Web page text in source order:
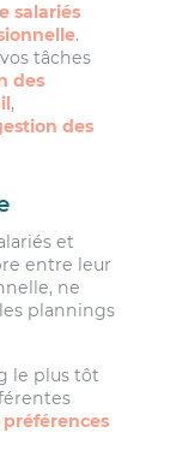
salariés
.
tâches
des
,
des
et
entre leur
ne
plannings
le plus tôt